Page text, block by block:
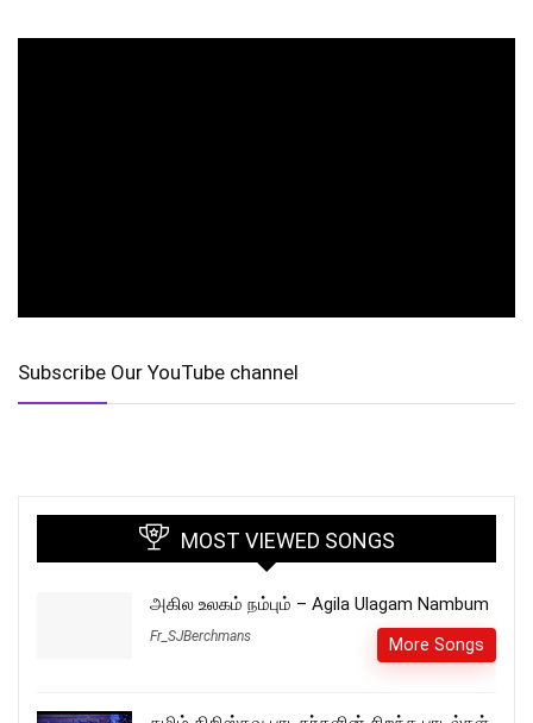
Subscribe Our YouTube channel
MOST VIEWED SONGS
அகில உலகம் நம்பும் – Agila Ulagam Nambum
Fr_SJBerchmans More Songs